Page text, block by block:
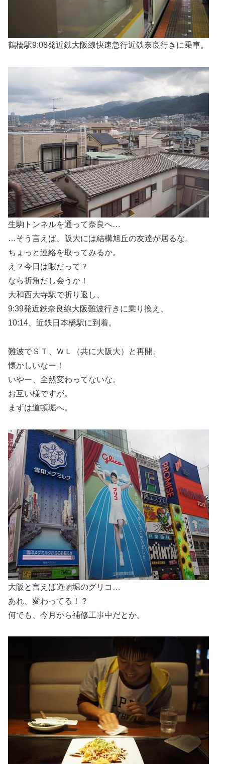
鶴橋駅9:08発近鉄大阪線快速急行近鉄奈良行きに乗車。
生駒トンネルを通って奈良へ…
…そう言えば、阪大には結構旭丘の友達が居るな。
ちょっと連絡を取ってみるか。
え？今日は暇だって？
なら折角だし会うか！
大和西大寺駅で折り返し、
9:39発近鉄奈良線大阪難波行きに乗り換え、
10:14、近鉄日本橋駅に到着。
難波でＳＴ、ＷＬ（共に大阪大）と再開。
懐かしいなー！
いやー、全然変わってないな。
お互い様ですが。
まずは道頓堀へ。
大阪と言えば道頓堀のグリコ…
あれ、変わってる！？
何でも、今月から補修工事中だとか。